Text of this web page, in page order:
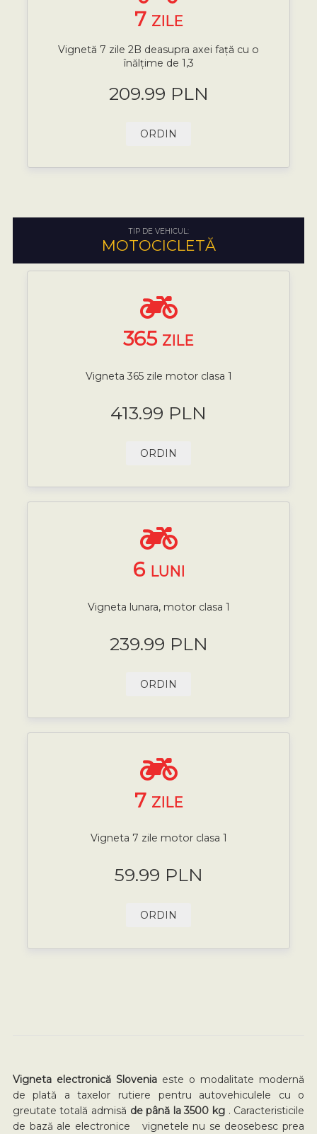
7 ZILE
Vignetă 7 zile 2B deasupra axei față cu o
înălțime de 1,3
209.99 PLN
ORDIN
TIP DE VEHICUL:
MOTOCICLETĂ
365 ZILE
Vigneta 365 zile motor clasa 1
413.99 PLN
ORDIN
6 LUNI
Vigneta lunara, motor clasa 1
239.99 PLN
ORDIN
7 ZILE
Vigneta 7 zile motor clasa 1
59.99 PLN
ORDIN
Vigneta electronică Slovenia este o modalitate modernă
de plată a taxelor rutiere pentru autovehiculele cu o
greutate totală admisă de până la 3500 kg . Caracteristicile
de bază ale electronice vignetele nu se deosebesc prea